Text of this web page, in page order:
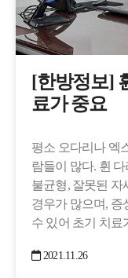
[한방정보]
료가 중요
평소 오다리나 엑
람들이 많다. 휜
불균형, 잘못된 자
경우가 많으며, 증
수 있어 초기 치료
2021.11.26